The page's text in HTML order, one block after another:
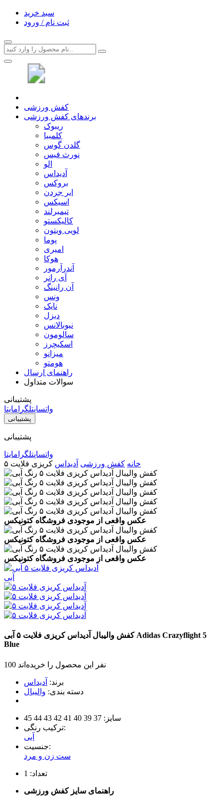
سبد خرید
ثبت نام / ورود
کفش ورزشی
برندهای کفش ورزشی
ریبوک
کلمبیا
گلدن گوس
نورث فیس
الو
آدیداس
بروکس
ایر جردن
اسیکس
تیمبرلند
کالیکستو
لویی ویتون
پوما
امیری
هوکا
آندرآرمور
آی رانر
آن رانینگ
ونس
نایک
دیزل
نیوبالانس
سالومون
اسکیچرز
میزانو
هومتو
راهنمای ارسال
سوالات متداول
پشتیبانی
واتساپتلگرامایتا
پشتیبانی
پشتیبانی
واتساپتلگرامایتا
خانه کفش ورزشی آدیداس کریزی فلایت ۵
عکس واقعی از موجودی فروشگاه کتونیکس
عکس واقعی از موجودی فروشگاه کتونیکس
عکس واقعی از موجودی فروشگاه کتونیکس
آبی
کفش والیبال آدیداس کریزی فلایت ۵ آبی
Adidas Crazyflight 5
Blue
100 نفر این محصول را خریده‌اند
برند: آدیداس
دسته بندی: والیبال
سایز: 37
39
40
41
42
43
44
45
ترکیب رنگی:
آبی
جنسیت:
ست زن و مرد
تعداد: 1
راهنمای سایز کفش ورزشی